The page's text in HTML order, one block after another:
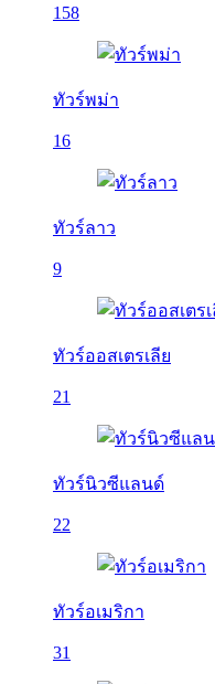
158
ทัวร์พม่า
16
ทัวร์ลาว
9
ทัวร์ออสเตรเลีย
21
ทัวร์นิวซีแลนด์
22
ทัวร์อเมริกา
31